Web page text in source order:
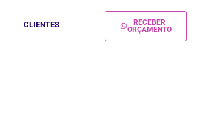
CLIENTES
RECEBER
ORÇAMENTO